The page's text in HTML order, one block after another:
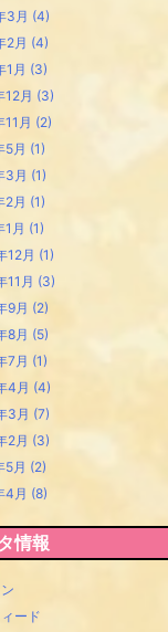
3月 (4)
2月 (4)
1月 (3)
12月 (3)
11月 (2)
5月 (1)
3月 (1)
2月 (1)
1月 (1)
12月 (1)
11月 (3)
9月 (2)
8月 (5)
7月 (1)
4月 (4)
3月 (7)
2月 (3)
5月 (2)
4月 (8)
情報
ード